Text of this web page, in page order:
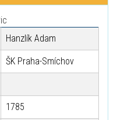
Hanzlík Adam
ŠK Praha-Smíchov
1785